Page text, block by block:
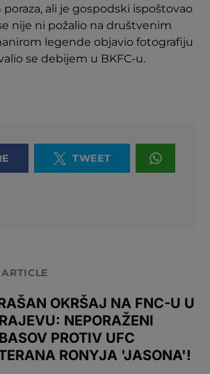
ali je gospodski ispoštovao
nije ni požalio na društvenim
legende objavio fotografiju
se debijem u BKFC-u.
TWEET
OKRŠAJ NA FNC-U U
NEPORAŽENI
PROTIV UFC
RONYJA 'JASONA'!